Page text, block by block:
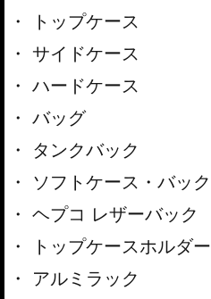
トップケース
サイドケース
ハードケース
バッグ
タンクバック
ソフトケース・バック
ヘプコ レザーバック
トップケースホルダー
アルミラック